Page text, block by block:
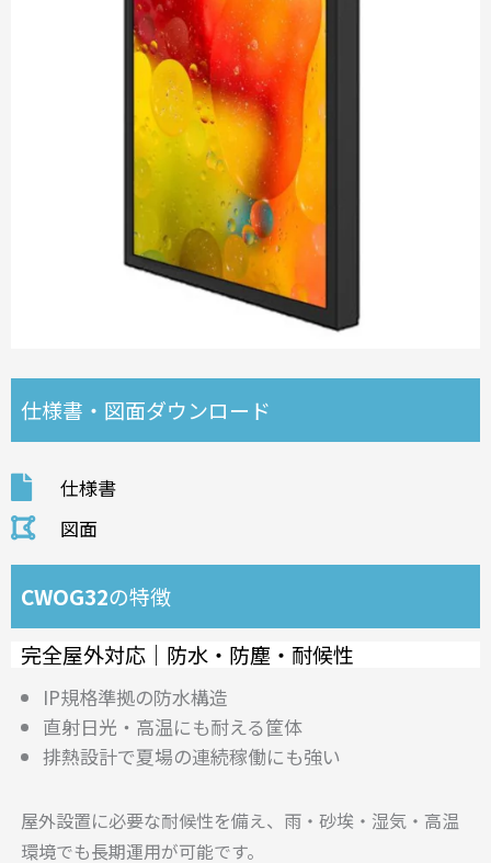
仕様書・図面ダウンロード
仕様書
図面
CWOG32の特徴
完全屋外対応｜防水・防塵・耐候性
IP規格準拠の防水構造
直射日光・高温にも耐える筐体
排熱設計で夏場の連続稼働にも強い
屋外設置に必要な耐候性を備え、雨・砂埃・湿気・高温
環境でも長期運用が可能です。